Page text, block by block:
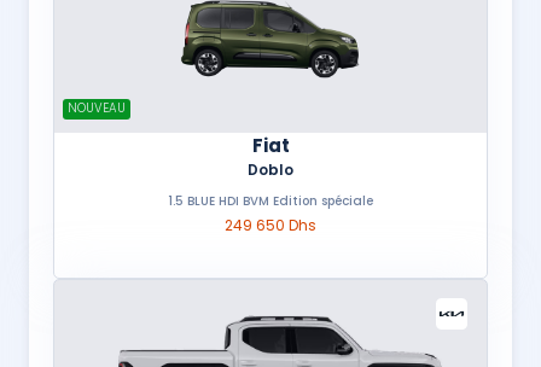
NOUVEAU
Fiat
Doblo
1.5 BLUE HDI BVM Edition spéciale
249 650 Dhs